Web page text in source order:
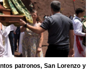
patronos, San Lorenzo y